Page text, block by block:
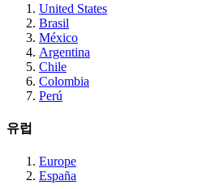
United States
Brasil
México
Argentina
Chile
Colombia
Perú
유럽
Europe
España